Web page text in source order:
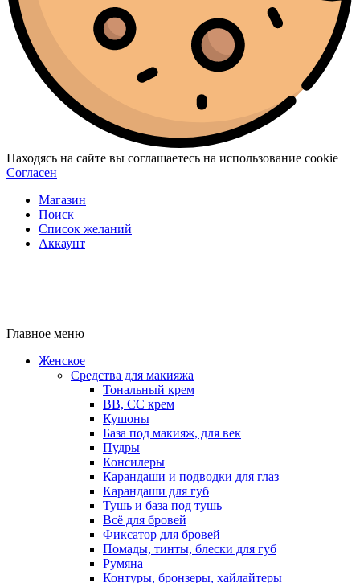
Находясь на сайте вы соглашаетесь на использование cookie
Согласен
Магазин
Поиск
Список желаний
Аккаунт
Главное меню
Женское
Средства для макияжа
Тональный крем
BB, CC крем
Кушоны
База под макияж, для век
Пудры
Консилеры
Карандаши и подводки для глаз
Карандаши для губ
Тушь и база под тушь
Всё для бровей
Фиксатор для бровей
Помады, тинты, блески для губ
Румяна
Контуры, бронзеры, хайлайтеры